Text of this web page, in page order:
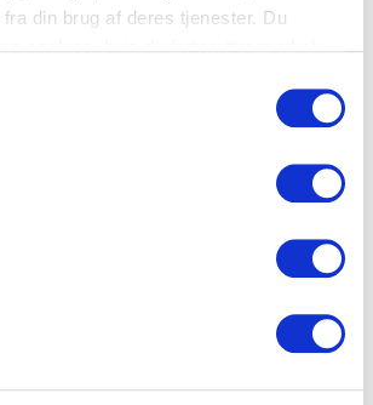
din brug af deres tjenester. Du